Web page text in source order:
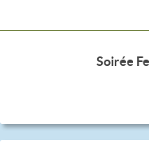
Soirée